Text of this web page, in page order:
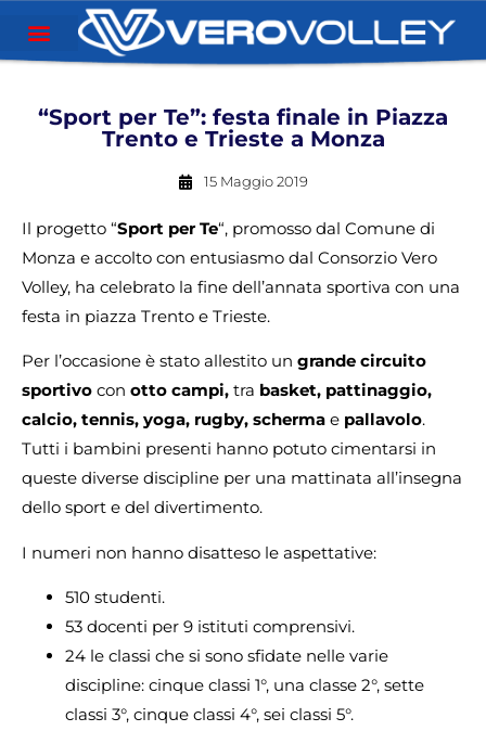
“Sport per Te”: festa finale in Piazza
Trento e Trieste a Monza
15 Maggio 2019
Il progetto “Sport per Te“, promosso dal Comune di
Monza e accolto con entusiasmo dal Consorzio Vero
Volley, ha celebrato la fine dell’annata sportiva con una
festa in piazza Trento e Trieste.
Per l’occasione è stato allestito un grande circuito
sportivo con otto campi, tra basket, pattinaggio,
calcio, tennis, yoga, rugby, scherma e pallavolo.
Tutti i bambini presenti hanno potuto cimentarsi in
queste diverse discipline per una mattinata all’insegna
dello sport e del divertimento.
I numeri non hanno disatteso le aspettative:
510 studenti.
53 docenti per 9 istituti comprensivi.
24 le classi che si sono sfidate nelle varie
discipline: cinque classi 1°, una classe 2°, sette
classi 3°, cinque classi 4°, sei classi 5°.